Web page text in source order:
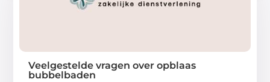
Veelgestelde vragen over opblaas
bubbelbaden